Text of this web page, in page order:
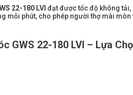
22-180 LVI đạt được tốc độ không
mỗi phút, cho phép người thợ mài
GWS 22-180 LVI – Lựa